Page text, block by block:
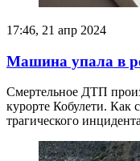
17:46, 21 апр 2024
Машина упала в
Смертельное ДТП
курорте Кобулети. Как
трагического